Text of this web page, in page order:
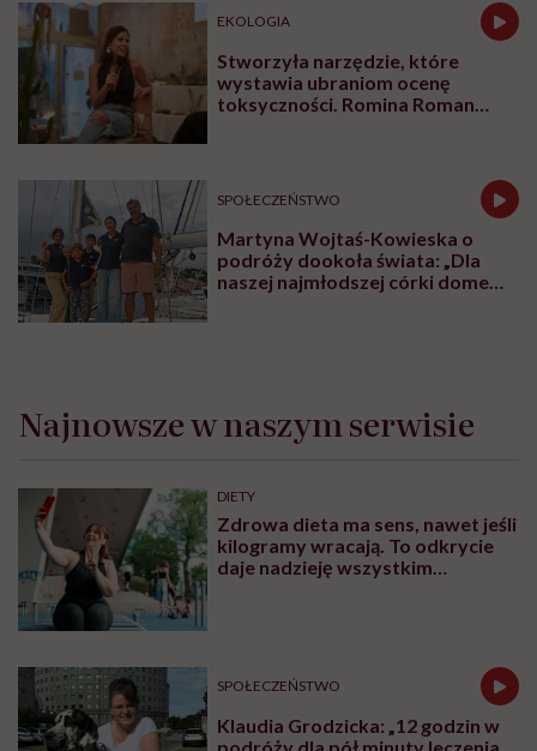
EKOLOGIA
Stworzyła narzędzie, które
wystawia ubraniom ocenę
toksyczności. Romina Roman
SPOŁECZEŃSTWO
Martyna Wojtaś-Kowieska o
podróży dookoła świata: „Dla
naszej najmłodszej córki domem
Najnowsze w naszym serwisie
DIETY
Zdrowa dieta ma sens, nawet jeśli
kilogramy wracają. To odkrycie
daje nadzieję wszystkim
SPOŁECZEŃSTWO
Klaudia Grodzicka: „12 godzin w